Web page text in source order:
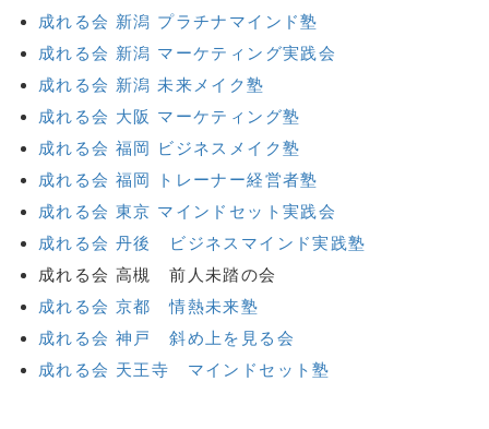
成れる会 新潟 プラチナマインド塾
成れる会 新潟 マーケティング実践会
成れる会 新潟 未来メイク塾
成れる会 大阪 マーケティング塾
成れる会 福岡 ビジネスメイク塾
成れる会 福岡 トレーナー経営者塾
成れる会 東京 マインドセット実践会
成れる会 丹後 ビジネスマインド実践塾
成れる会 高槻 前人未踏の会
成れる会 京都 情熱未来塾
成れる会 神戸 斜め上を見る会
成れる会 天王寺 マインドセット塾